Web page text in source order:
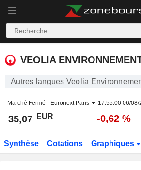
VEOLIA ENVIRONNEMENT
VEOLIA
Autres langues Veolia
Marché Fermé - Euronext Paris 17:55:00 06/08/
35,07 EUR -0,62 %
Synthèse Cotations Graphiques